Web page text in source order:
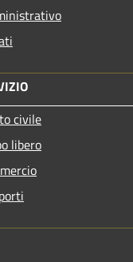
civile
libero